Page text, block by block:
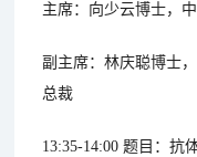
主席：向少云博士，
副主席：林庆聪博士
总裁
13:35-14:00 题目：抗